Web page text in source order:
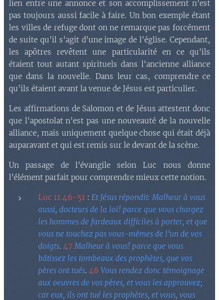
lien entre une annonce et son accomplissement n'est
pas toujours aussi facile à faire. Un bon exemple étant
les villes de refuge dont on ne remarque pas forcément
de suite qu'il s'agit d'une image de l'église. Cependant,
les apôtres revêtent une particularité en ce qu'ils
étaient tout autant spirituels dans l'ancienne alliance
que dans la nouvelle. Dans leur cas, comprendre ce
qu'ils étaient avant la venue de Jésus est particulier.
Les affirmations de Salomon et de Jésus attestent donc
que l'apostolat n'est pas une nouveauté de la nouvelle
alliance, mais uniquement quelque chose qui était déjà
auparavant et qui est remis sur le devant de la scène.
Un passage de l'évangile selon Luc nous donne
l'élément parfait pour comprendre mieux cette notion.
Luc 11.46-51 : Et Jésus répondit: Malheur à vous
aussi, docteurs de la loi! parce que vous chargez
les hommes de fardeaux difficiles à porter, et que
vous ne touchez pas vous-mêmes de l'un de vos
doigts. 47 Malheur à vous! parce que vous
bâtissez les tombeaux des prophètes, que vos
pères ont tués. 48 Vous rendez donc témoignage
aux oeuvres de vos pères, et vous les approuvez;
car eux, ils ont tué les prophètes, et vous, vous